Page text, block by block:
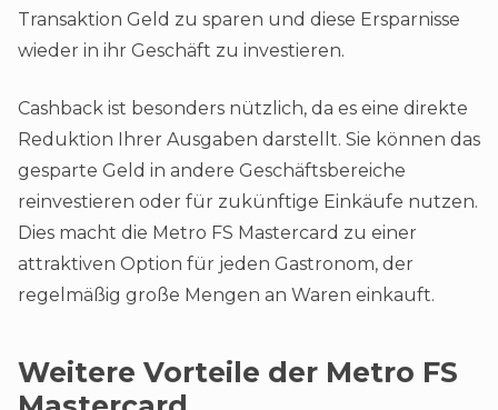
Transaktion Geld zu sparen und diese Ersparnisse
wieder in ihr Geschäft zu investieren.
Cashback ist besonders nützlich, da es eine direkte
Reduktion Ihrer Ausgaben darstellt. Sie können das
gesparte Geld in andere Geschäftsbereiche
reinvestieren oder für zukünftige Einkäufe nutzen.
Dies macht die Metro FS Mastercard zu einer
attraktiven Option für jeden Gastronom, der
regelmäßig große Mengen an Waren einkauft​.
Weitere Vorteile der Metro FS